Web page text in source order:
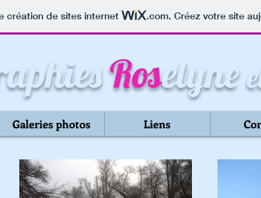
création de sites internet .com. Créez votre site
Roselyne
Galeries photos Liens